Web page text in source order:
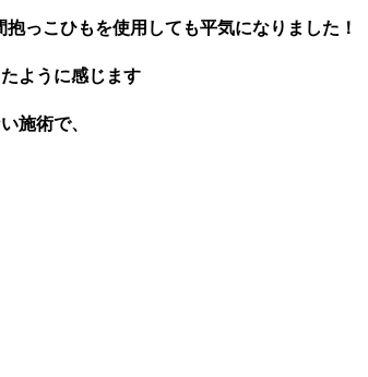
っこひもを使用しても平気になりました！
ように感じます
施術で、